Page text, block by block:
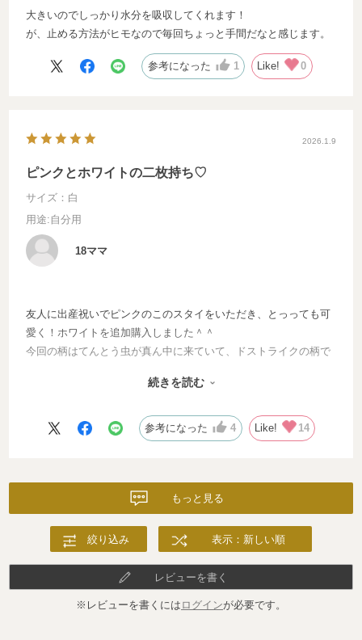
大きいのでしっかり水分を吸収してくれます！
が、止める方法がヒモなので毎回ちょっと手間だなと感じます。
参考になった 1 Like! 0
2026.1.9
ピンクとホワイトの二枚持ち♡
サイズ：白
用途:自分用
18ママ
友人に出産祝いでピンクのこのスタイをいただき、とっっても可
愛く！ホワイトを追加購入しました＾＾
今回の柄はてんとう虫が真ん中に来ていて、ドストライクの柄で
ミルクをよく吐くので、大判のスタイはとってもありがたいで
続きを読む
参考になった 4 Like! 14
もっと見る
絞り込み 表示：新しい順
レビューを書く
※レビューを書くには ログインが必要です。